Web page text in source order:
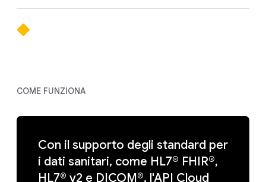
COME FUNZIONA
Con il supporto degli standard per
i dati sanitari, come HL7® FHIR®,
HL7® v2 e DICOM®, l'API Cloud